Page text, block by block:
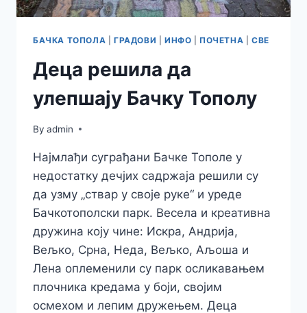
БАЧКА ТОПОЛА ГРАДОВИ ИНФО ПОЧЕТНА |СВЕ
Деца решила да
улепшају Бачку Тополу
By admin
Најмлађи суграђани Бачке Тополе у
недостатку дечјих садржаја решили су
да узму „ствар у своје руке“ и уреде
Бачкотополски парк. Весела и креативна
дружина коју чине: Искра, Андрија,
Вељко, Срна, Неда, Вељко, Аљоша и
Лена оплеменили су парк осликавањем
плочника кредама у боји, својим
осмехом и лепим дружењем. Деца